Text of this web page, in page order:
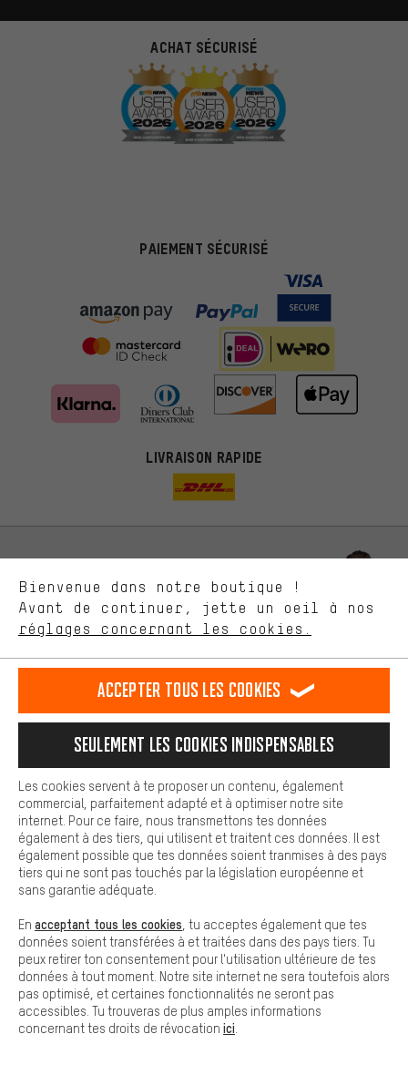
ACHAT SÉCURISÉ
PAIEMENT SÉCURISÉ
LIVRAISON RAPIDE
Laisse-toi conseiller
Rappel Programmé
Notre politique en matière de protection de la vie privée
français
FR english
EN Deutsch
DE español
ES
RÉSILIER LE CONTRAT Communauté d'Aix-la-Chapelle
Programme d'affiliation Mentions Légales Protection des données
Reprise des batteries Corepile Paramètres de cookies
Modifier le contraste
Tous les prix s'entendent en euros (MwSt hors) plus les
frais de portpour la livraison vers
Bienvenue dans notre boutique !
Avant de continuer, jette un oeil à nos
réglages concernant les cookies.
Des offres plus adaptées
pertinentes. Les cookies de marketing nous aident à identifier tes
intérêts et à te présenter des offres et des conseils sur mesure.
ça nous intéresse. Avec les cookies 'performance', tu peux nous
nous proposons grâce à ton comportement d'achat.
Plus de confort
est plus confortable. Avec les cookies de confort, nous
Nous pouvons ainsi mettre à ta disposition d'autres contenus et
informations utiles. De plus, tu as la possibilité d'utiliser des
facilement les bons produits. Par exemple, nous proposons une
facilement aux questions.
Cookies de base
Les cookies de base garantissent que tu puisses utiliser les
fonctions de notre site web.
Accepter tous les cookies
Seulement les cookies indispensables
Les cookies servent à te proposer un contenu, également
commercial, parfaitement adapté et à optimiser notre site
internet. Pour ce faire, nous transmettons tes données
également à des tiers, qui utilisent et traitent ces données. Il est
également possible que tes données soient tranmises à des pays
tiers qui ne sont pas touchés par la législation européenne et
sans garantie adéquate.
En acceptant tous les cookies , tu acceptes également que tes
données soient transférées à et traitées dans des pays tiers. Tu
peux retirer ton consentement pour l'utilisation ultérieure de tes
données à tout moment. Notre site internet ne sera toutefois alors
pas optimisé, et certaines fonctionnalités ne seront pas
accessibles. Tu trouveras de plus amples informations
concernant tes droits de révocation ici